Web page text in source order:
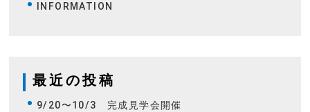
INFORMATION
最近の投稿
9/20〜10/3 完成見学会開催